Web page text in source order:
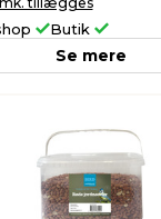
Butik
Se mere